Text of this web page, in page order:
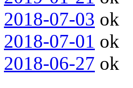
2018-07-03 ok
2018-07-01 ok
2018-06-27 ok